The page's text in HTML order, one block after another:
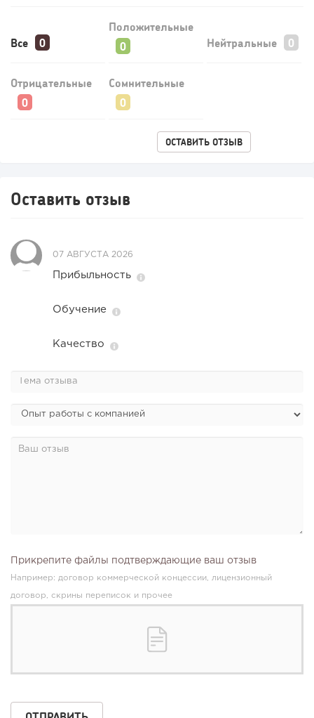
Все
Положительные
Нейтральные
Отрицательные Сомнительные
ОСТАВИТЬ ОТЗЫВ
Оставить отзыв
07 АВГУСТА 2026
Прибыльность
Обучение
Качество
Прикрепите файлы подтверждающие ваш отзыв
Например: договор коммерческой концессии, лицензионный
договор, скрины переписок и прочее